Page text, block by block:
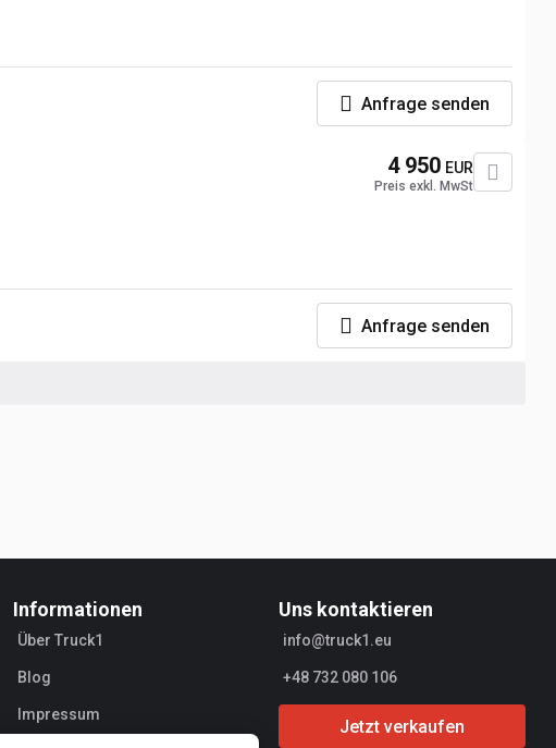
Anfrage senden
4 950 EUR
Preis exkl. MwSt
Anfrage senden
Informationen
Über Truck1
Blog
Impressum
Uns kontaktieren
info@truck1.eu
+48 732 080 106
Jetzt verkaufen